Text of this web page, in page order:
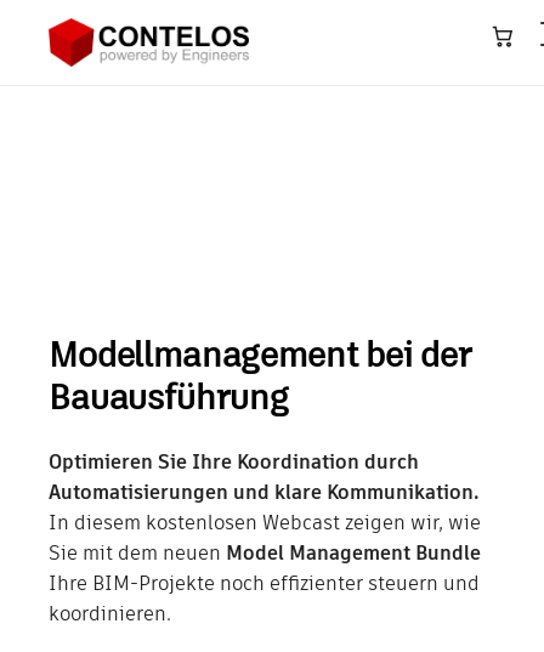
IT-Systeme
Veranstaltungen
Neuigkeiten
Shop
Modellmanagement bei der
Bauausführung
Optimieren Sie Ihre Koordination durch
Automatisierungen und klare Kommunikation.
In diesem kostenlosen Webcast zeigen wir, wie
Sie mit dem neuen Model Management Bundle
Ihre BIM-Projekte noch effizienter steuern und
koordinieren.